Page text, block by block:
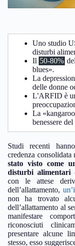
Uno studio
disturbi
Il 50-80%
blues».
La
delle donne
L'ARFID è
La
benessere
Studi recenti
credenza consolidata
stato visto come
disturbi alimentari
con le attese
dell’allattamento,
non ha trovato
dell’allattamento al
manifestare
riconosciuti
presentare alcune
stesso, esso